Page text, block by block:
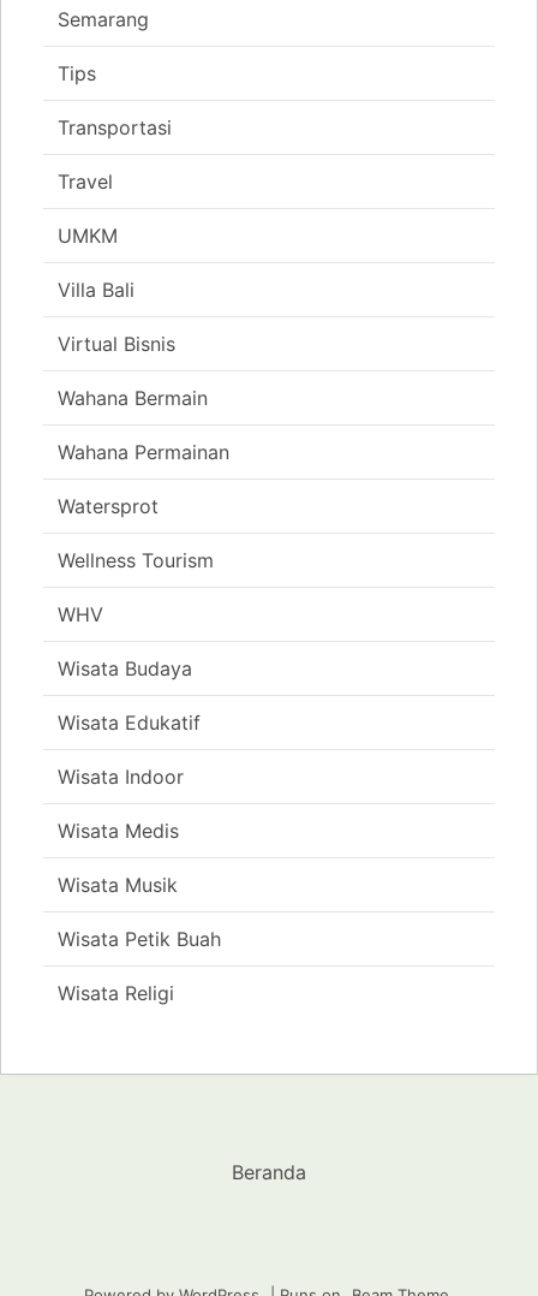
Semarang
Tips
Transportasi
Travel
UMKM
Villa Bali
Virtual Bisnis
Wahana Bermain
Wahana Permainan
Watersprot
Wellness Tourism
WHV
Wisata Budaya
Wisata Edukatif
Wisata Indoor
Wisata Medis
Wisata Musik
Wisata Petik Buah
Wisata Religi
Beranda